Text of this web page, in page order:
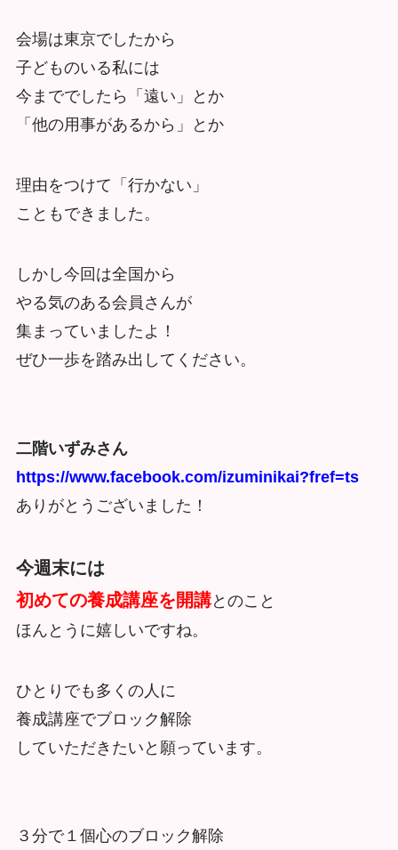
会場は東京でしたから
子どものいる私には
今まででしたら「遠い」とか
「他の用事があるから」とか
理由をつけて「行かない」
こともできました。
しかし今回は全国から
やる気のある会員さんが
集まっていましたよ！
ぜひ一歩を踏み出してください。
二階いずみさん
https://www.facebook.com/izuminikai?fref=ts
ありがとうございました！
今週末には
初めての養成講座を開講とのこと
ほんとうに嬉しいですね。
ひとりでも多くの人に
養成講座でブロック解除
していただきたいと願っています。
３分で１個心のブロック解除